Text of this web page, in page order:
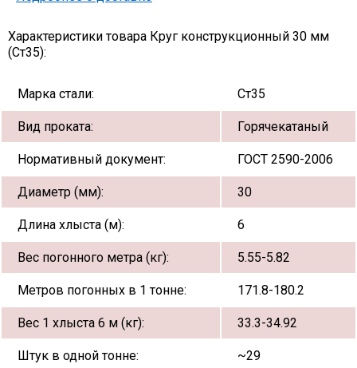
Характеристики товара Круг конструкционный 30 мм
(Ст35):
Марка стали: Ст35
Вид проката: Горячекатаный
Нормативный документ: ГОСТ 2590-2006
Диаметр (мм): 30
Длина хлыста (м): 6
Вес погонного метра (кг): 5.55-5.82
Метров погонных в 1 тонне: 171.8-180.2
Вес 1 хлыста 6 м (кг): 33.3-34.92
Штук в одной тонне: ~29